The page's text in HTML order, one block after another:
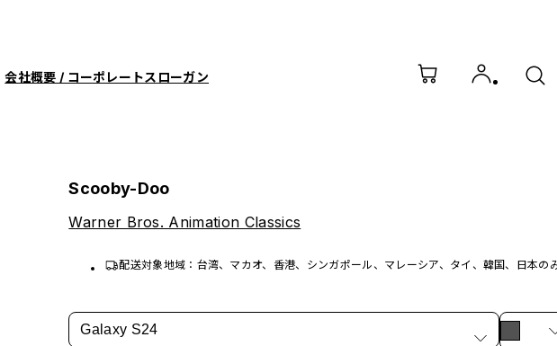
会社概要 / コーポレートスローガン
Scooby-Doo
Warner Bros. Animation Classics
配送対象地域：台湾、マカオ、香港、シンガポール、マレーシア、タイ、韓国、日本の
Galaxy S24